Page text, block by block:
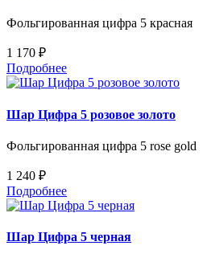
Фольгированная цифра 5 красная
1 170 ₽
Подробнее
Шар Цифра 5 розовое золото
Фольгированная цифра 5 rose gold
1 240 ₽
Подробнее
Шар Цифра 5 черная